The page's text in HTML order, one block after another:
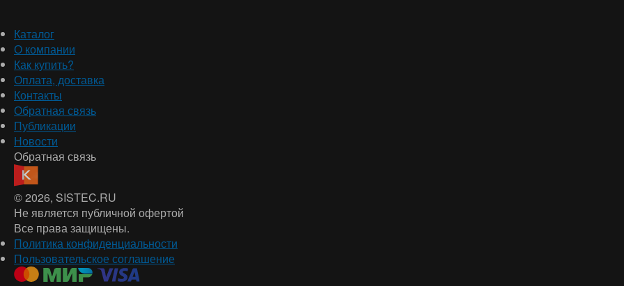
Каталог
О компании
Как купить?
Оплата, доставка
Контакты
Обратная связь
Публикации
Новости
Обратная связь
© 2026, SISTEC.RU
Не является публичной офертой
Все права защищены.
Политика конфиденциальности
Пользовательское соглашение